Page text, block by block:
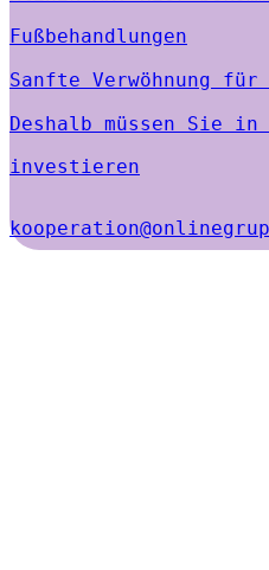
Fußbehandlungen
Sanfte Verwöhnung
Deshalb müssen Sie
investieren